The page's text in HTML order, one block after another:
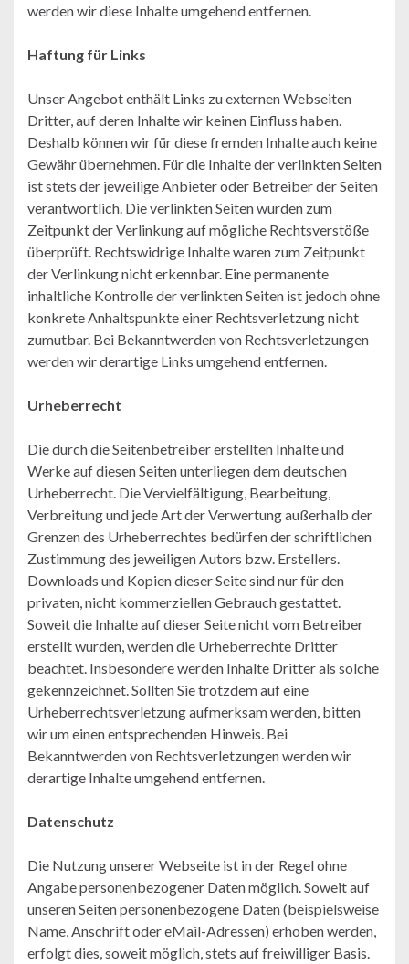
werden wir diese Inhalte umgehend entfernen.
Haftung für Links
Unser Angebot enthält Links zu externen Webseiten
Dritter, auf deren Inhalte wir keinen Einfluss haben.
Deshalb können wir für diese fremden Inhalte auch keine
Gewähr übernehmen. Für die Inhalte der verlinkten Seiten
ist stets der jeweilige Anbieter oder Betreiber der Seiten
verantwortlich. Die verlinkten Seiten wurden zum
Zeitpunkt der Verlinkung auf mögliche Rechtsverstöße
überprüft. Rechtswidrige Inhalte waren zum Zeitpunkt
der Verlinkung nicht erkennbar. Eine permanente
inhaltliche Kontrolle der verlinkten Seiten ist jedoch ohne
konkrete Anhaltspunkte einer Rechtsverletzung nicht
zumutbar. Bei Bekanntwerden von Rechtsverletzungen
werden wir derartige Links umgehend entfernen.
Urheberrecht
Die durch die Seitenbetreiber erstellten Inhalte und
Werke auf diesen Seiten unterliegen dem deutschen
Urheberrecht. Die Vervielfältigung, Bearbeitung,
Verbreitung und jede Art der Verwertung außerhalb der
Grenzen des Urheberrechtes bedürfen der schriftlichen
Zustimmung des jeweiligen Autors bzw. Erstellers.
Downloads und Kopien dieser Seite sind nur für den
privaten, nicht kommerziellen Gebrauch gestattet.
Soweit die Inhalte auf dieser Seite nicht vom Betreiber
erstellt wurden, werden die Urheberrechte Dritter
beachtet. Insbesondere werden Inhalte Dritter als solche
gekennzeichnet. Sollten Sie trotzdem auf eine
Urheberrechtsverletzung aufmerksam werden, bitten
wir um einen entsprechenden Hinweis. Bei
Bekanntwerden von Rechtsverletzungen werden wir
derartige Inhalte umgehend entfernen.
Datenschutz
Die Nutzung unserer Webseite ist in der Regel ohne
Angabe personenbezogener Daten möglich. Soweit auf
unseren Seiten personenbezogene Daten (beispielsweise
Name, Anschrift oder eMail-Adressen) erhoben werden,
erfolgt dies, soweit möglich, stets auf freiwilliger Basis.